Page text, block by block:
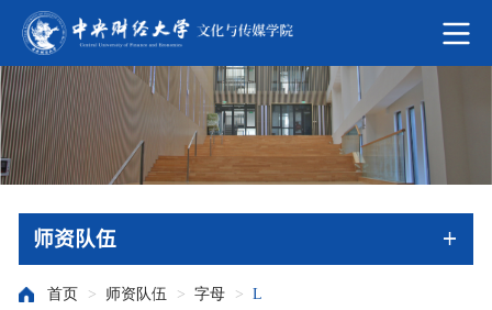
师资队伍
首页 > 师资队伍 > 字母 > L